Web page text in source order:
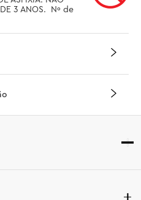
3 ANOS.  Nº de